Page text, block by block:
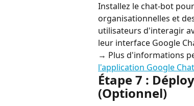
Installez le chat-bot
organisationnelles et
utilisateurs d'interagir
leur interface Google
→ Plus d'informations
l'application Google Chat
Étape 7 :
(Optionnel)